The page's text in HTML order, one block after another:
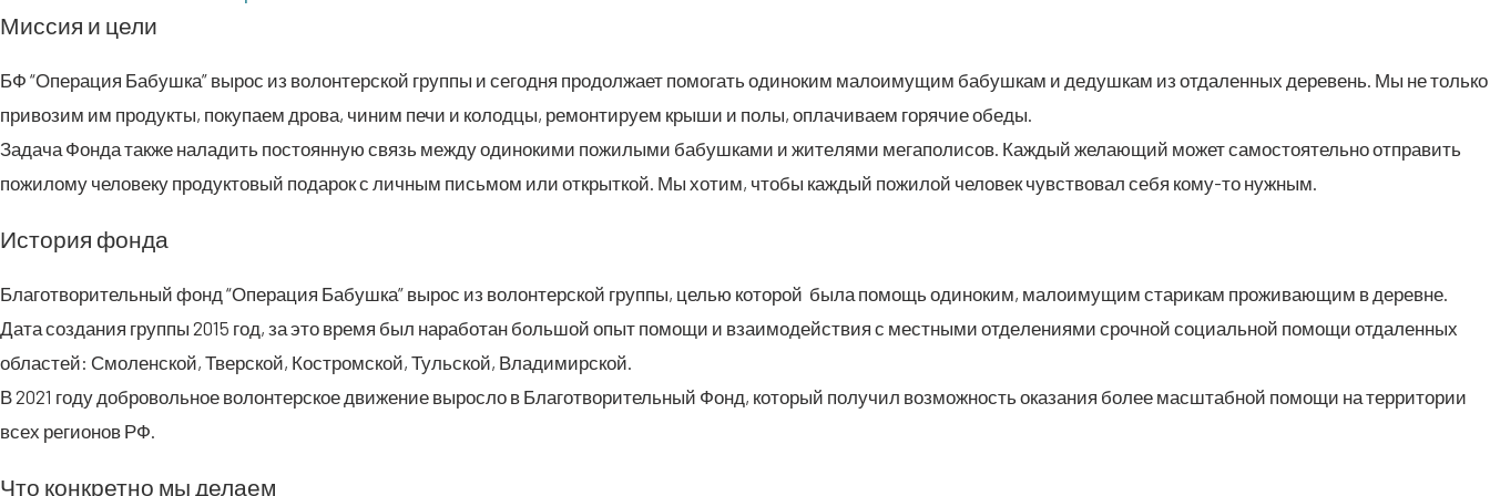
Мис­сия и цели
БФ “Опе­ра­ция Бабуш­ка” вырос из волон­тер­ской груп­пы и сего­дня про­дол­жа­ет помо­гать оди­но­ким мало­иму­щим бабуш­кам и дедуш­кам из отда­лен­ных дере­вень. Мы не толь­ко
при­во­зим им про­дук­ты, поку­па­ем дро­ва, чиним печи и колод­цы, ремон­ти­ру­ем кры­ши и полы, опла­чи­ва­ем горя­чие обе­ды.
Зада­ча Фон­да так­же нала­дить посто­ян­ную связь меж­ду оди­но­ки­ми пожи­лы­ми бабуш­ка­ми и жите­ля­ми мега­по­ли­сов. Каж­дый жела­ю­щий может само­сто­я­тель­но отпра­вить
пожи­ло­му чело­ве­ку про­дук­то­вый пода­рок с лич­ным пись­мом или открыт­кой. Мы хотим, что­бы каж­дый пожи­лой чело­век чув­ство­вал себя кому-то нужным.
Исто­рия фонда
Бла­го­тво­ри­тель­ный фонд “Опе­ра­ция Бабуш­ка” вырос из волон­тер­ской груп­пы, целью кото­рой была помощь оди­но­ким, мало­иму­щим ста­ри­кам про­жи­ва­ю­щим в деревне.
Дата созда­ния груп­пы 2015 год, за это вре­мя был нара­бо­тан боль­шой опыт помо­щи и вза­и­мо­дей­ствия с мест­ны­ми отде­ле­ни­я­ми сроч­ной соци­аль­ной помо­щи отда­лен­ных
обла­стей: Смо­лен­ской, Твер­ской, Костром­ской, Туль­ской, Владимирской.
В 2021 году доб­ро­воль­ное волон­тер­ское дви­же­ние вырос­ло в Бла­го­тво­ри­тель­ный Фонд, кото­рый полу­чил воз­мож­ность ока­за­ния более мас­штаб­ной помо­щи на тер­ри­то­рии
всех реги­о­нов РФ.
Что кон­крет­но мы делаем